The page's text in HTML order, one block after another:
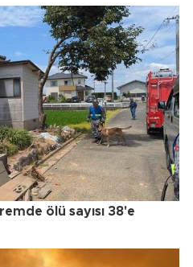
ölü sayısı 38'e